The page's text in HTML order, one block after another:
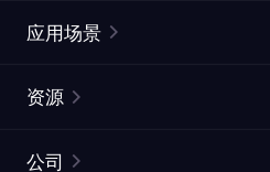
静态住宅代理
网页抓取 API
ISP代理
应用场景
市场研究
资源
公司